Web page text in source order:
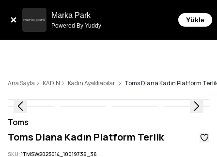
Marka Park
Powered By Yuddy
Yükle
Ana Sayfa KADIN Kadın Ayakkabıları Toms Diana Kadın Platform
Toms
Toms Diana Kadın Platform Terlik
SKU:1TMSW2025014_10019736_36